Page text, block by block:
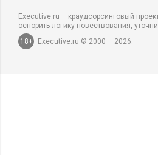
Executive.ru – краудсорсинговый
оспорить логику повествования,
18+
Executive.ru © 2000 – 2026.